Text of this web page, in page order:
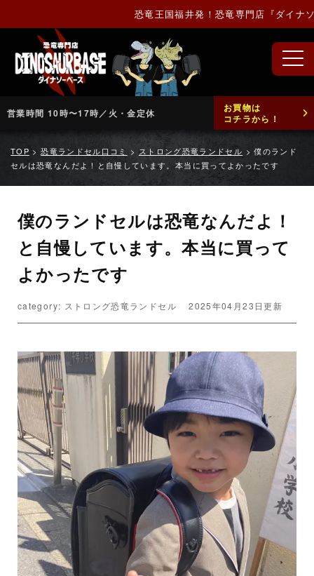
恐竜王国福井発！恐竜専門店『ダイナソ
営業時間 10時〜17時／火・金定休
お買物は
コチラから！
TOP >恐竜ランドセル口コミ > ストロング恐竜ランドセル >僕のランド
セルは恐竜なんだよ！と自慢しています。本当に買ってよかったです
僕のランドセルは恐竜なんだよ！
と自慢しています。本当に買って
よかったです
category: ストロング恐竜ランドセル 2025年04月23日更新